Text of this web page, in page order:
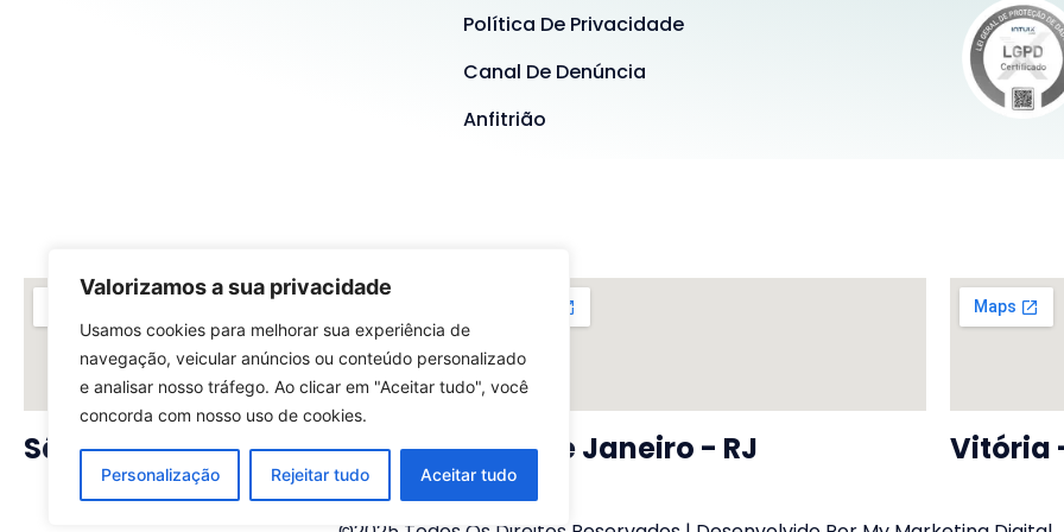
Valorizamos a sua privacidade
Usamos cookies para melhorar sua experiência de
navegação, veicular anúncios ou conteúdo personalizado
e analisar nosso tráfego. Ao clicar em "Aceitar tudo", você
concorda com nosso uso de cookies.
Personalização Rejeitar tudo Aceitar tudo
Política De Privacidade
Canal De Denúncia
Anfitrião
São Paulo - SP Rio De Janeiro - RJ Vitória